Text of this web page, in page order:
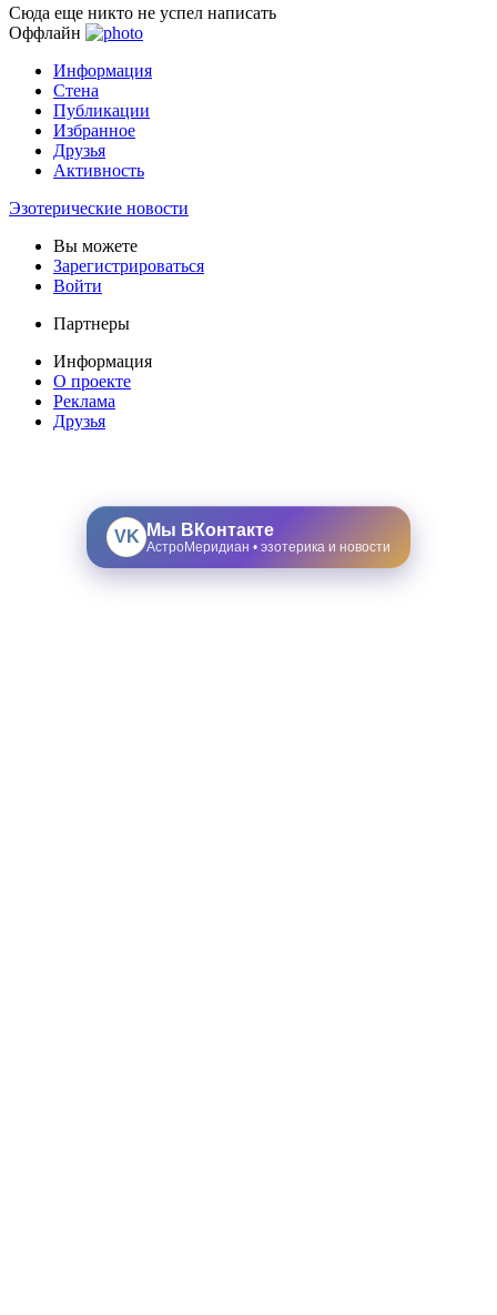
Сюда еще никто не успел написать
Оффлайн
Информация
Стена
Публикации
Избранное
Друзья
Активность
Эзотерические новости
Вы можете
Зарегистрироваться
Войти
Партнеры
Информация
О проекте
Реклама
Друзья
VK Мы ВКонтакте
АстроМеридиан • эзотерика и новости